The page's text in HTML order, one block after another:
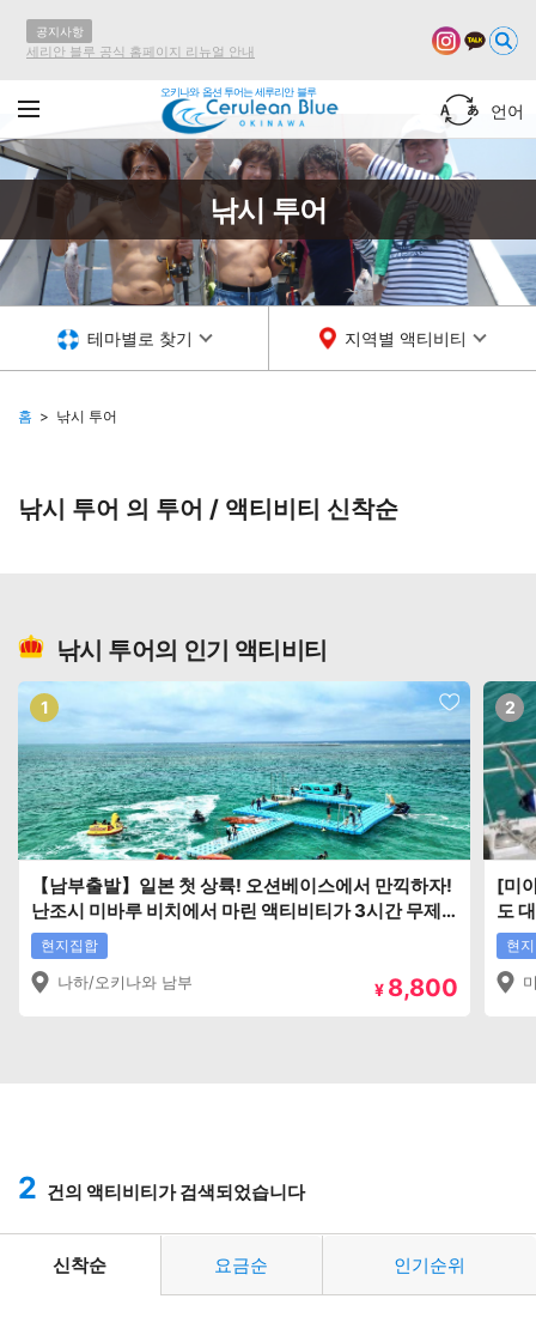
공지사항
세리안 블루 공식 홈페이지 리뉴얼 안내
오키나와 옵션 투어는 세루리안 블루
언어
홈 낚시 투어
테마별로 찾기 지역별 액티비티
낚시 투어
낚시 투어 의 투어 / 액티비티 신착순
낚시 투어의 인기 액티비티
1
【남부출발】일본 첫 상륙! 오션베이스에서 만끽하자!
난조시 미바루 비치에서 마린 액티비티가 3시간 무제
한!!
현지집합
나하/오키나와 남부 ¥ 8,800
2
[미
도
OK!
현
2 건의 액티비티가 검색되었습니다
신착순 요금순 인기순위